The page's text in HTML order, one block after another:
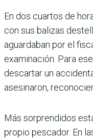
En dos cuartos de
con sus balizas
aguardaban por el
examinación. Para
descartar un
asesinaron,
Más sorprendidos
propio pescador. En